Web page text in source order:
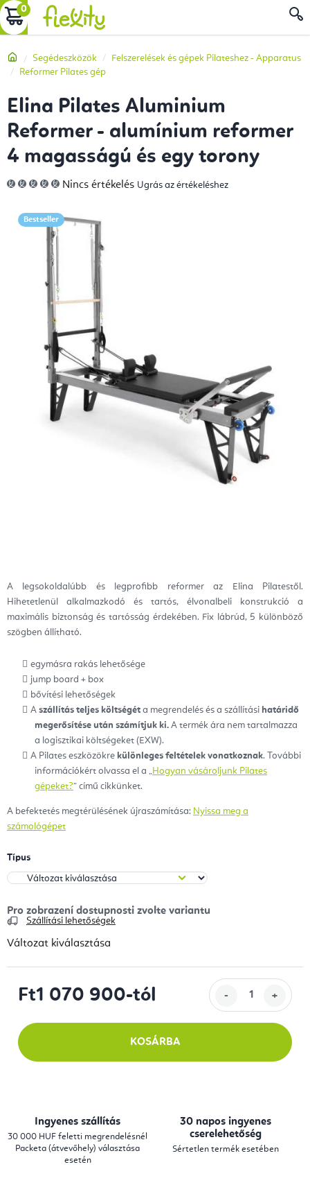
Ugrás
a
tartalomhoz
KOSÁR
Kezdőlap
Segédeszközök
Felszerelések és gépek Pilateshez - Apparatus
Reformer Pilates gép
A legsokoldalúbb és legprofibb reformer az Elina Pilatestől.
Hihetetlenül alkalmazkodó és tartós, élvonalbeli konstrukció a
maximális biztonság és tartósság érdekében. Fix lábrúd, 5 különböző
szögben állítható.
egymásra rakás lehetősége
jump board + box
bővítési lehetőségek
A szállítás teljes költségét a megrendelés és a szállítási határidő
megerősítése után számítjuk ki. A termék ára nem tartalmazza
a logisztikai költségeket (EXW).
A Pilates eszközökre különleges feltételek vonatkoznak. További
információkért olvassa el a „Hogyan vásároljunk Pilates
gépeket?” című cikkünket.
A befektetés megtérülésének újraszámítása: Nyissa meg a
számológépet
Típus
Szállítási lehetőségek
Változat kiválasztása
Ft1 070 900-tól
KOSÁRBA
Elina Pilates Aluminium
Reformer - alumínium reformer
4 magasságú és egy torony
A
termék
5-
ből
csillag.
Nincs értékelés Ugrás az értékeléshez
Bestseller
Ingyenes szállítás
30 000 HUF feletti megrendelésnél
Packeta (átvevőhely) választása
esetén
30 napos ingyenes
cserelehetőség
Sértetlen termék esetében